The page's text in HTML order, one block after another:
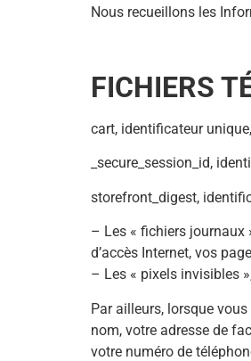
Nous recueillons les
FICHIERS
cart, identificateur
_secure_session_id,
storefront_digest,
– Les « fichiers journaux
d’accès Internet, vos
– Les « pixels invisibles
Par ailleurs, lorsque
nom, votre adresse de
votre numéro de